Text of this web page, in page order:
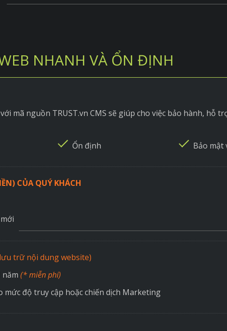
NHANH VÀ ỔN ĐỊNH
mã nguồn TRUST.vn CMS sẽ giúp cho việc bảo hành, hỗ
Ổn định Bảo mật
CỦA QUÝ KHÁCH
trữ nội dung website)
(* miễn phí)
mức độ truy cập hoặc chiến dịch Marketing